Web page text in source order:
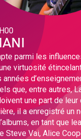
parmi les
virtuosité
que, entre autres,
une part de leur
il a enregistré un
en tant que
Steve Vai, Alice